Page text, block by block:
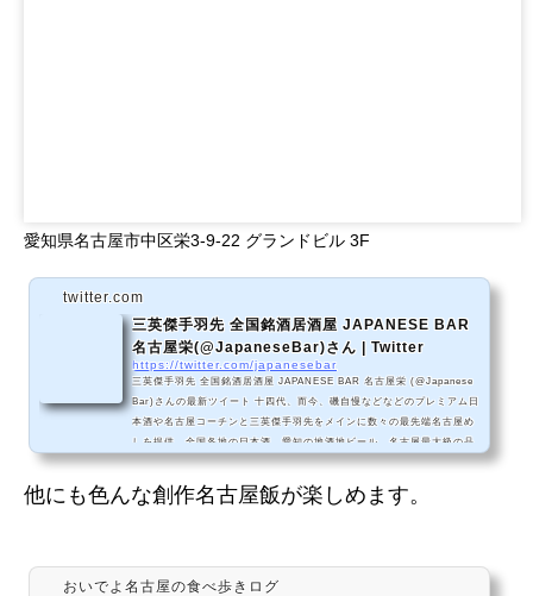
愛知県名古屋市中区栄3-9-22 グランドビル 3F
twitter.com
三英傑手羽先 全国銘酒居酒屋 JAPANESE BAR
名古屋栄(@JapaneseBar)さん | Twitter
https://twitter.com/japanesebar
三英傑手羽先 全国銘酒居酒屋 JAPANESE BAR 名古屋栄 (@Japanese
Bar)さんの最新ツイート 十四代、而今、磯自慢などなどのプレミアム日
本酒や名古屋コーチンと三英傑手羽先をメインに数々の最先端名古屋め
しを提供。全国各地の日本酒、愛知の地酒地ビール、名古屋最大級の品
揃え。営業日:月～土 営業時間:18:00～24:00 ＠nagoyanoomise（名古
屋嬢の台所の系列店です） 愛知県名古屋市中区栄3-9-22 グランドビル3
階
他にも色んな創作名古屋飯が楽しめます。
おいでよ名古屋の食べ歩きログ